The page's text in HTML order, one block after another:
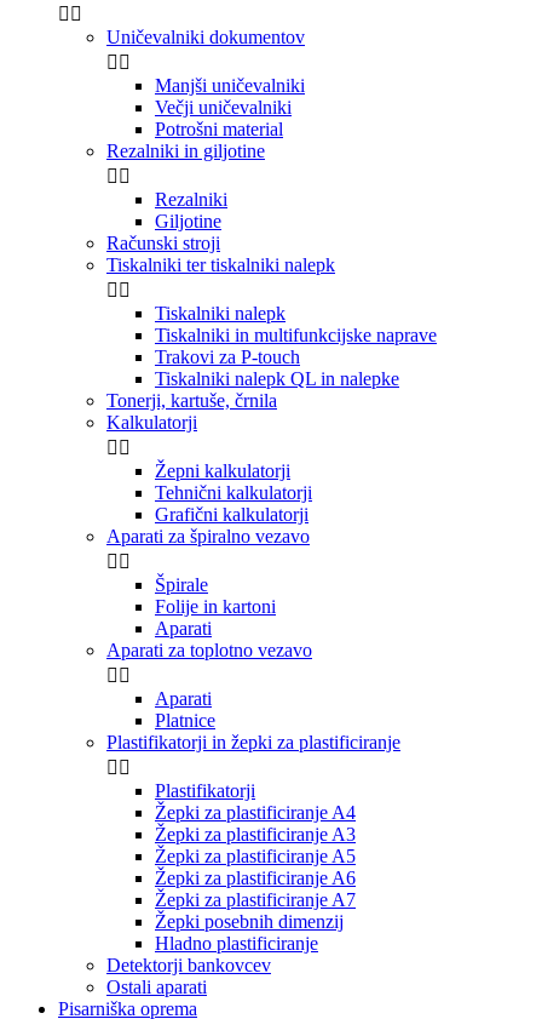
 
Uničevalniki dokumentov
 
Manjši uničevalniki
Večji uničevalniki
Potrošni material
Rezalniki in giljotine
 
Rezalniki
Giljotine
Računski stroji
Tiskalniki ter tiskalniki nalepk
 
Tiskalniki nalepk
Tiskalniki in multifunkcijske naprave
Trakovi za P-touch
Tiskalniki nalepk QL in nalepke
Tonerji, kartuše, črnila
Kalkulatorji
 
Žepni kalkulatorji
Tehnični kalkulatorji
Grafični kalkulatorji
Aparati za špiralno vezavo
 
Špirale
Folije in kartoni
Aparati
Aparati za toplotno vezavo
 
Aparati
Platnice
Plastifikatorji in žepki za plastificiranje
 
Plastifikatorji
Žepki za plastificiranje A4
Žepki za plastificiranje A3
Žepki za plastificiranje A5
Žepki za plastificiranje A6
Žepki za plastificiranje A7
Žepki posebnih dimenzij
Hladno plastificiranje
Detektorji bankovcev
Ostali aparati
Pisarniška oprema